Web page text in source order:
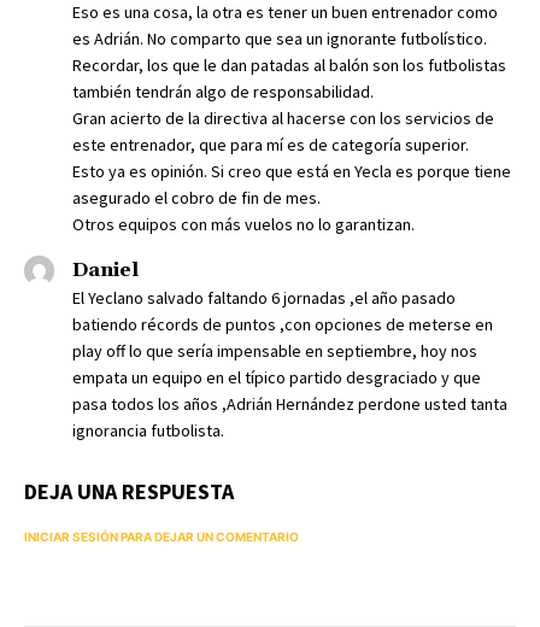
Eso es una cosa, la otra es tener un buen entrenador como
es Adrián. No comparto que sea un ignorante futbolístico.
Recordar, los que le dan patadas al balón son los futbolistas
también tendrán algo de responsabilidad.
Gran acierto de la directiva al hacerse con los servicios de
este entrenador, que para mí es de categoría superior.
Esto ya es opinión. Si creo que está en Yecla es porque tiene
asegurado el cobro de fin de mes.
Otros equipos con más vuelos no lo garantizan.
Daniel
El Yeclano salvado faltando 6 jornadas ,el año pasado
batiendo récords de puntos ,con opciones de meterse en
play off lo que sería impensable en septiembre, hoy nos
empata un equipo en el típico partido desgraciado y que
pasa todos los años ,Adrián Hernández perdone usted tanta
ignorancia futbolista.
DEJA UNA RESPUESTA
INICIAR SESIÓN PARA DEJAR UN COMENTARIO